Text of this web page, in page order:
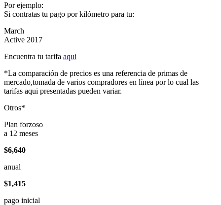
Por ejemplo:
Si contratas tu pago por kilómetro para tu:
March
Active 2017
Encuentra tu tarifa aqui
*La comparación de precios es una referencia de primas de
mercado,tomada de varios compradores en línea por lo cual las
tarifas aqui presentadas pueden variar.
Otros*
Plan forzoso
a 12 meses
$6,640
anual
$1,415
pago inicial